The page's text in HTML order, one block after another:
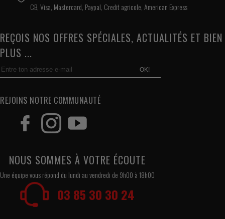
CB, Visa, Mastercard, Paypal, Credit agricole, American Express
REÇOIS NOS OFFRES SPÉCIALES, ACTUALITÉS ET BIEN
PLUS ...
OK!
REJOINS NOTRE COMMUNAUTÉ
NOUS SOMMES À VOTRE ÉCOUTE
Une équipe vous répond du lundi au vendredi de 9h00 à 18h00
03 85 30 30 24